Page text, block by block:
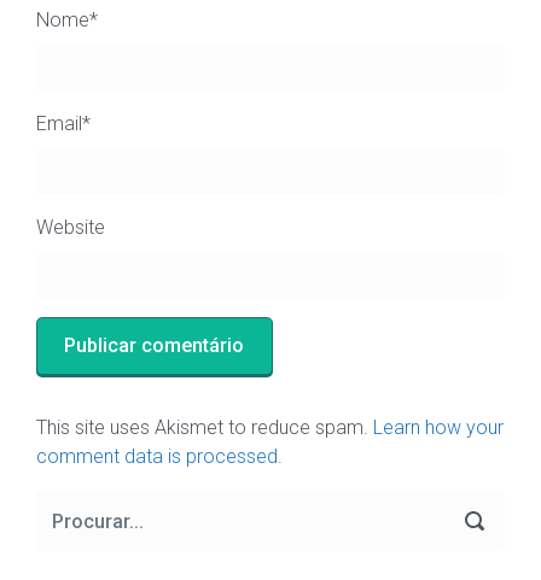
Nome*
Email*
Website
This site uses Akismet to reduce spam. Learn how your
comment data is processed.